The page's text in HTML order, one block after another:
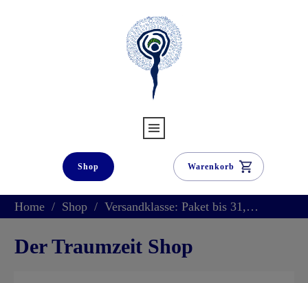
Shop Warenkorb
Home / Shop / Versandklasse: Paket bis 31,5kg
Der Traumzeit Shop